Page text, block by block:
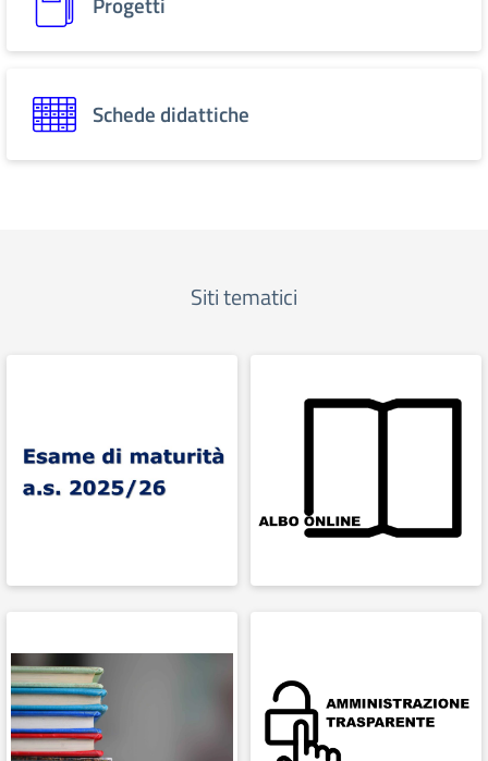
Schede didattiche
Siti tematici